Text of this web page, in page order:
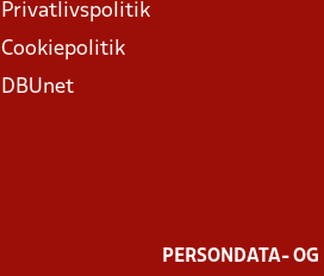
Privatlivspolitik
Cookiepolitik
DBUnet
PERSONDATA-